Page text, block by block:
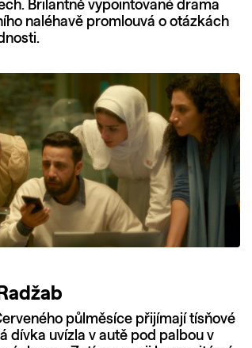
Brilantně vypointované drama
naléhavě promlouvá o otázkách
půlměsíce přijímají tísňové
dívka uvízla v autě pod palbou v